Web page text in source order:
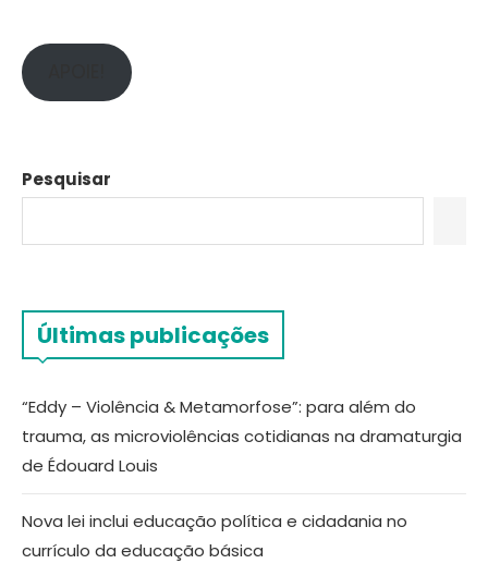
Pesquisar
Últimas publicações
“Eddy – Violência & Metamorfose”: para além do
trauma, as microviolências cotidianas na dramaturgia
de Édouard Louis
Nova lei inclui educação política e cidadania no
currículo da educação básica